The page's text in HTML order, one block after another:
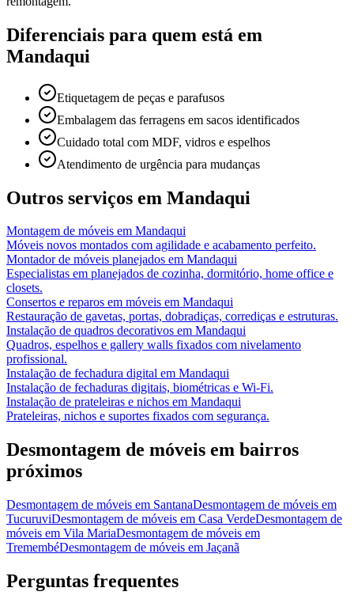
Diferenciais para quem está em
Mandaqui
Etiquetagem de peças e parafusos
Embalagem das ferragens em sacos identificados
Cuidado total com MDF, vidros e espelhos
Atendimento de urgência para mudanças
Outros serviços em Mandaqui
Montagem de móveis em Mandaqui
Móveis novos montados com agilidade e acabamento perfeito.
Montador de móveis planejados em Mandaqui
Especialistas em planejados de cozinha, dormitório, home office e
closets.
Consertos e reparos em móveis em Mandaqui
Restauração de gavetas, portas, dobradiças, corrediças e estruturas.
Instalação de quadros decorativos em Mandaqui
Quadros, espelhos e gallery walls fixados com nivelamento
profissional.
Instalação de fechadura digital em Mandaqui
Instalação de fechaduras digitais, biométricas e Wi-Fi.
Instalação de prateleiras e nichos em Mandaqui
Prateleiras, nichos e suportes fixados com segurança.
Desmontagem de móveis em bairros
próximos
Desmontagem de móveis em SantanaDesmontagem de móveis em
TucuruviDesmontagem de móveis em Casa VerdeDesmontagem de
móveis em Vila MariaDesmontagem de móveis em
TremembéDesmontagem de móveis em Jaçanã
Perguntas frequentes